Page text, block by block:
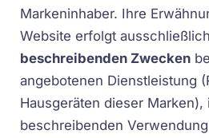
Markeninhaber. Ihre
Website erfolgt
beschreibenden Zwecken
angebotenen Dienstleistung
Hausgeräten dieser
beschreibenden